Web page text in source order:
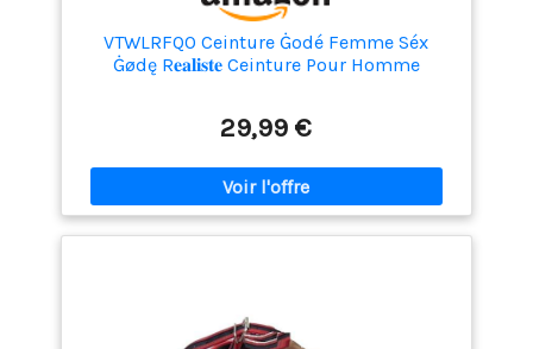
VTWLRFQO Ceinture Ġodé Femme Séx
Ġødę R𝐞𝐚𝐥𝐢𝐬𝐭𝐞 Ceinture Pour Homme
29,99 €